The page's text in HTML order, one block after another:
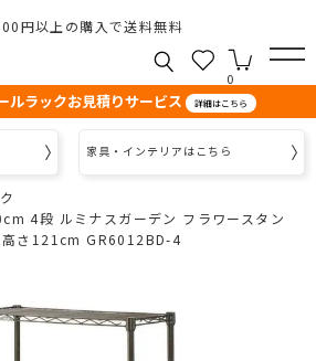
円以上の購入で送料無料
0
ルラックお見積りサービス 詳細はこちら
家具・インテリアはこちら
4段 ルミナスガーデン フラワースタン
さ121cm GR6012BD-4